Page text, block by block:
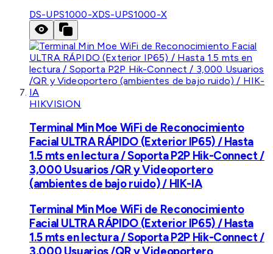
DS-UPS1000-XDS-UPS1000-X
HIKVISION
Terminal Min Moe WiFi de Reconocimiento
Facial ULTRA RÁPIDO (Exterior IP65) / Hasta
1.5 mts en lectura / Soporta P2P Hik-Connect /
3,000 Usuarios /QR y Videoportero
(ambientes de bajo ruido) / HIK-IA
Terminal Min Moe WiFi de Reconocimiento
Facial ULTRA RÁPIDO (Exterior IP65) / Hasta
1.5 mts en lectura / Soporta P2P Hik-Connect /